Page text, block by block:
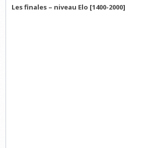
Les finales – niveau Elo [1400-2000]